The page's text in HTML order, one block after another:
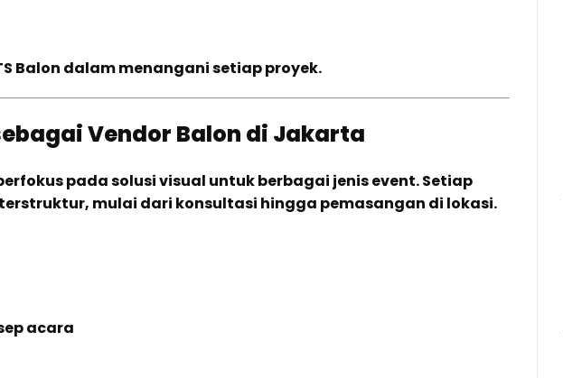
Balon dalam menangani setiap proyek.
Vendor Balon di Jakarta
pada solusi visual untuk berbagai jenis event. Setiap
mulai dari konsultasi hingga pemasangan di lokasi.
acara